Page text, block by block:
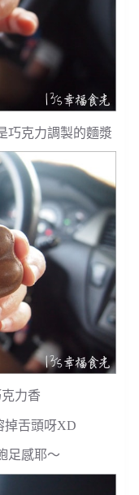
巧克力調製的麵漿
力香
掉舌頭呀XD
足感耶～